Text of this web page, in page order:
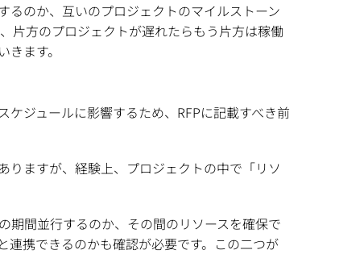
るのか、互いのプロジェクトのマイルストーン
片方のプロジェクトが遅れたらもう片方は稼働
ます。
ジュールに影響するため、RFPに記載すべき前
りますが、経験上、プロジェクトの中で「リソ
期間並行するのか、その間のリソースを確保で
連携できるのかも確認が必要です。この二つが